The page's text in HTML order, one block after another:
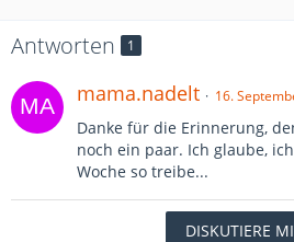
Antworten 1
mama.nadelt 16.
Danke für die Erinnerung,
noch ein paar. Ich glaube,
Woche so treibe...
DISKUTIERE